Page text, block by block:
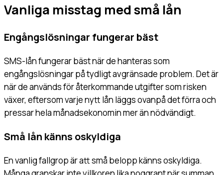
Vanliga misstag med små lån
Engångslösningar fungerar bäst
SMS-lån fungerar bäst när de hanteras som
engångslösningar på tydligt avgränsade problem. Det är
när de används för återkommande utgifter som risken
växer, eftersom varje nytt lån läggs ovanpå det förra och
pressar hela månadsekonomin mer än nödvändigt.
Små lån känns oskyldiga
En vanlig fallgrop är att små belopp känns oskyldiga.